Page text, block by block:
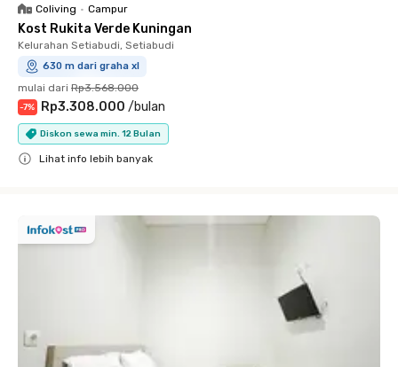
Coliving • Campur
Kost Rukita Verde Kuningan
Kelurahan Setiabudi, Setiabudi
630 m dari graha xl
mulai dari Rp3.568.000
-7% Rp3.308.000 /bulan
Diskon sewa min. 12 Bulan
Lihat info lebih banyak